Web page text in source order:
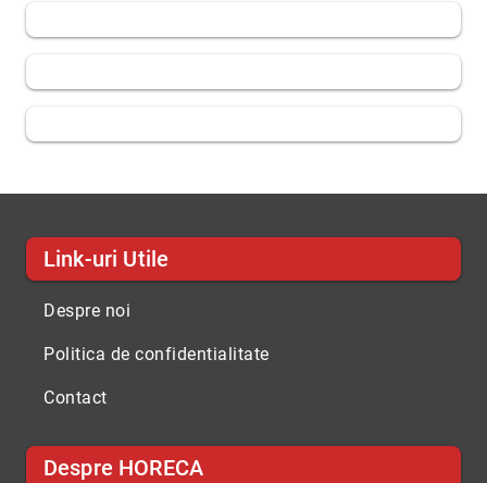
Link-uri Utile
Despre noi
Politica de confidentialitate
Contact
Despre HORECA